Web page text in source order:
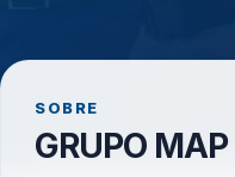
SOBRE
GRUPO MAP